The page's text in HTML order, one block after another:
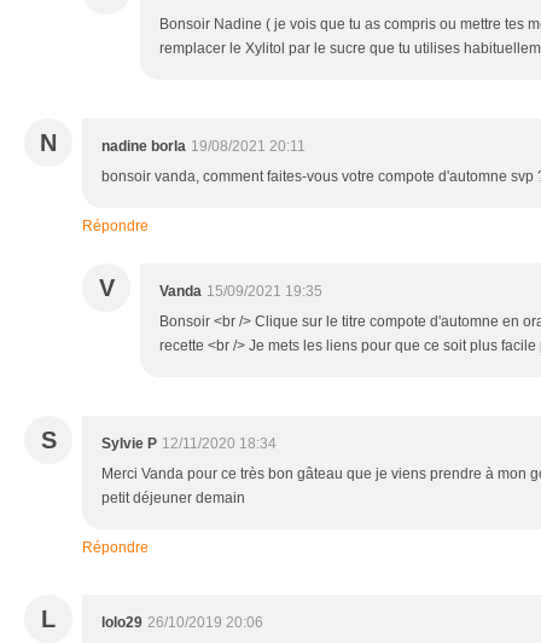
Bonsoir Nadine ( je vois que tu as compris ou mettre tes
remplacer le Xylitol par le sucre que tu utilises
N nadine borla 19/08/2021 20:11
bonsoir vanda, comment faites-vous votre compote d'automne
Répondre
V Vanda 15/09/2021 19:35
Bonsoir <br /> Clique sur le titre compote d'automne en
recette <br /> Je mets les liens pour que ce soit plus facile
S Sylvie P 12/11/2020 18:34
Merci Vanda pour ce très bon gâteau que je viens prendre à mon
petit déjeuner demain
Répondre
L lolo29 26/10/2019 20:06